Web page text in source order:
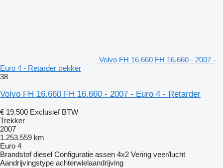
Volvo FH 16.660 FH 16.660 - 2007 -
Euro 4 - Retarder trekker
38
Volvo FH 16.660 FH 16.660 - 2007 - Euro 4 - Retarder
€ 19.500 Exclusief BTW
Trekker
2007
1.253.559 km
Euro 4
Brandstof diesel Configuratie assen 4x2 Vering veer/lucht
Aandrijvingstype achterwielaandrijving